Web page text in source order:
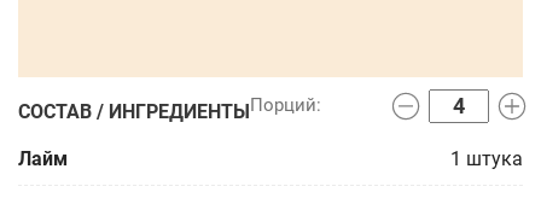
СОСТАВ / ИНГРЕДИЕНТЫ
Лайм 1 штука